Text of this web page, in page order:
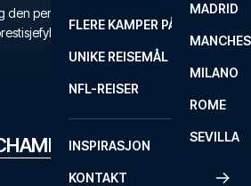
MADRID
MILANO
ROME
SEVILLA
FLERE KAMPER PÅ ÉN REISE
UNIKE REISEMÅL
NFL-REISER
INSPIRASJON
KONTAKT
perfekte reisen, hvor du kan
klubblagsturnering i fotball, på
LEAGUE